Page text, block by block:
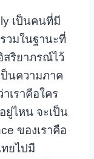
เป็นคนที่มี
วมในฐานะที่
สริยาภรณ์ไว้
นความภาค
เราคือใคร
ยู่ไหน จะเป็น
ของเราคือ
ยไปมี